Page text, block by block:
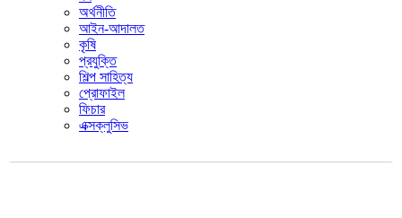
অর্থনীতি
আইন-আদালত
কৃষি
প্রযুক্তি
শিল্প সাহিত্য
প্রোফাইল
ফিচার
এক্সক্লুসিভ